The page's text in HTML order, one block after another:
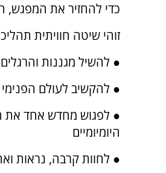
כדי להחזיר את המפגש,
זוהי שיטה חוויתית
● להשיל מגננות
● להקשיב לעולם
● לפגוש מחדש אחד את
היומיומיים
● לחוות קרבה, נראות